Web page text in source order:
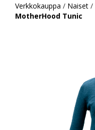
Verkkokauppa / Naiset /
MotherHood Tunic